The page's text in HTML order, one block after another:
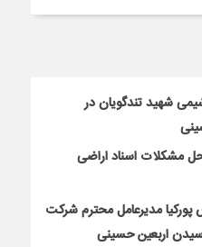
شهید تندگویان در
مشکلات اسناد اراضی
مدیرعامل محترم شركت
اربعین حسینی